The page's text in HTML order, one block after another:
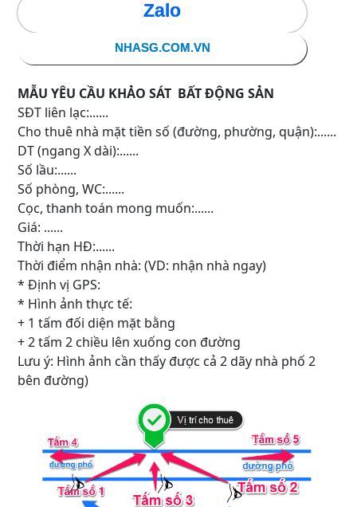
Zalo
NHASG.COM.VN
MẪU YÊU CẦU KHẢO SÁT BẤT ĐỘNG SẢN
SĐT liên lạc:......
Cho thuê nhà mặt tiền số (đường, phường, quận):......
DT (ngang X dài):......
Số lầu:......
Số phòng, WC:......
Cọc, thanh toán mong muốn:......
Giá: ......
Thời hạn HĐ:......
Thời điểm nhận nhà: (VD: nhận nhà ngay)
* Định vị GPS:
* Hình ảnh thực tế:
+ 1 tấm đối diện mặt bằng
+ 2 tấm 2 chiều lên xuống con đường
Lưu ý: Hình ảnh cần thấy được cả 2 dãy nhà phố 2
bên đường)